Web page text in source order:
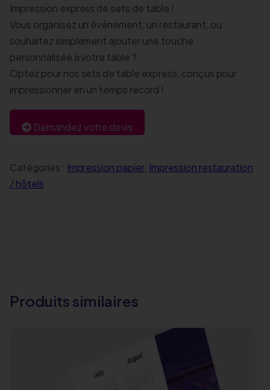
Impression express de sets de table !
Vous organisez un événement, un restaurant, ou
souhaitez simplement ajouter une touche
personnalisée à votre table ?
Optez pour nos sets de table express, conçus pour
impressionner en un temps record !
Demandez votre devis
Catégories : Impression papier Impression restauration
/ hôtels
Produits similaires